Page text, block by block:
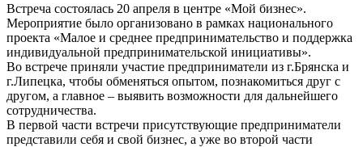
Встреча состоялась 20 апреля в центре «Мой бизнес».
Мероприятие было организовано в рамках национального
проекта «Малое и среднее предпринимательство и поддержка
индивидуальной предпринимательской инициативы».
Во встрече приняли участие предприниматели из г.Брянска и
г.Липецка, чтобы обменяться опытом, познакомиться друг с
другом, а главное – выявить возможности для дальнейшего
сотрудничества.
В первой части встречи присутствующие предприниматели
представили себя и свой бизнес, а уже во второй части